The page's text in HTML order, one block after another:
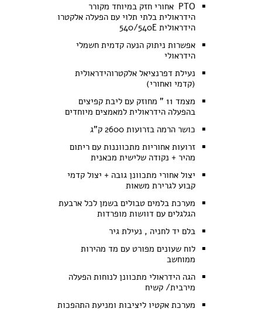
PTO אחורי חזק במיוחד מקורר
הידראולית בלתי תלוי עם הפעלה אלקטרו
הידראולית 540/540E
אפשרות ניתוק הנעה קדמית חשמלי
הידראולי
נעילת דפרנציאל אלקטרוהידראולית
(קדמי ואחורי)
מצמד 11 " מחוזק עם ליבת קפיצים
בהפעלה הידראולית למאמצים מיוחדים
כושר הרמה בזרועות 2600 ק"ג
זרועות אחוריות מתכווננות עם ריתום
מהיר + נקודה שלישית מכאנית
יצול אחורי מתכוונן גובה + יצול קדמי
קבוע לגרירת משאות
מערכת בלמים טבולים בשמן לכל ארבעת
הגלגלים עם דוושות מופרדות
בלם יד לחניה , נעילת גיר
לוח שעונים מפורט עם מד מהירות
ממוחשב
הגה הידראולי מתכוונן לנוחות הפעלה
מירבית/ קשיח
מערכת אקטיו ליציבות ומניעת התהפכות